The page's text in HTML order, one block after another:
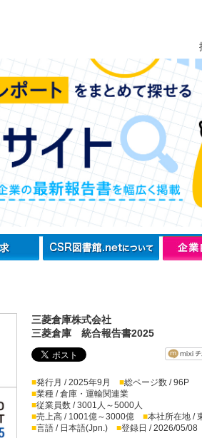
三菱倉庫株式会社
三菱倉庫 統合報告書2025
■発行月 / 2025年9月 ■総ページ数 / 96P
■業種 / 倉庫・運輸関連業
■従業員数 / 3001人～5000人
■売上高 / 1001億～3000億 ■本社所在地 /
■言語 / 日本語(Jpn.) ■登録日 / 2026/05/08